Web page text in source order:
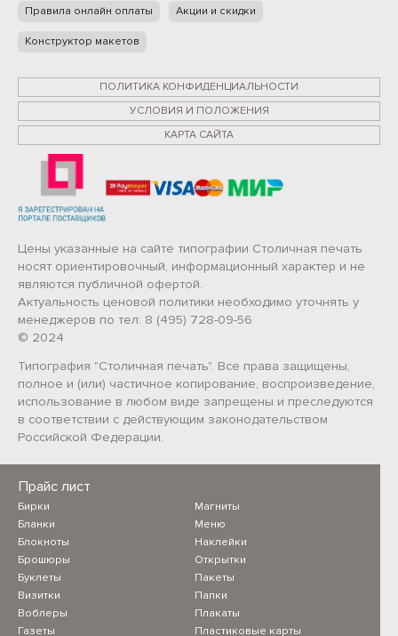
Прайс лист
Бирки
Бланки
Блокноты
Брошюры
Буклеты
Визитки
Воблеры
Газеты
Магниты
Меню
Наклейки
Открытки
Пакеты
Папки
Плакаты
Пластиковые карты
Правила онлайн оплаты Акции и скидки
Конструктор макетов
ПОЛИТИКА КОНФИДЕНЦИАЛЬНОСТИ
УСЛОВИЯ И ПОЛОЖЕНИЯ
КАРТА САЙТА
Цены указанные на сайте типографии Столичная печать
носят ориентировочный, информационный характер и не
являются публичной офертой.
Актуальность ценовой политики необходимо уточнять у
менеджеров по тел: 8 (495) 728-09-56
© 2024
Типография "Столичная печать". Все права защищены,
полное и (или) частичное копирование, воспроизведение,
использование в любом виде запрещены и преследуются
в соответствии с действующим законодательством
Российской Федерации.